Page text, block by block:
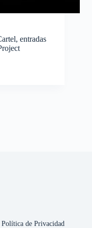
entradas
Política de Privacidad